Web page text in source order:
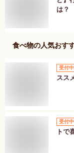
は？
食べ物の人気おす
受付中
スス
受付中
トで